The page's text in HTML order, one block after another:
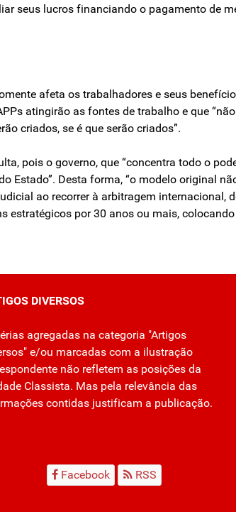
seus lucros financiando o pagamento de
afeta os trabalhadores e seus
atingirão as fontes de trabalho e que
criados, se é que serão criados”.
pois o governo, que “concentra todo o
Estado”. Desta forma, “o modelo original
ao recorrer à arbitragem
estratégicos por 30 anos ou mais,
DIVERSOS
agregadas na categoria "Artigos
e/ou marcadas com a ilustração
não refletem as posições da
Classista. Mas pela relevância das
contidas justificam a publicação.
Facebook RSS